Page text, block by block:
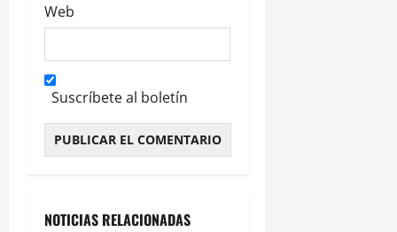
Web
Suscríbete al boletín
NOTICIAS RELACIONADAS